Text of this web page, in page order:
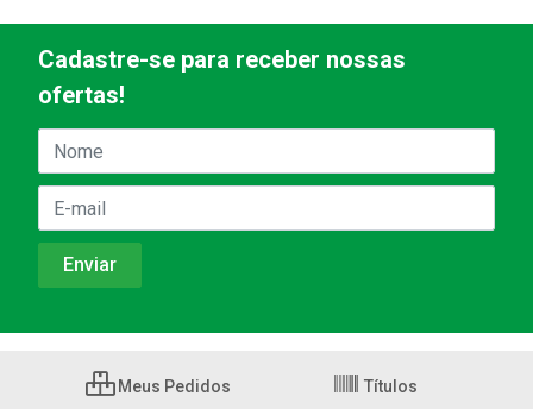
Cadastre-se para receber nossas
ofertas!
Meus Pedidos Títulos